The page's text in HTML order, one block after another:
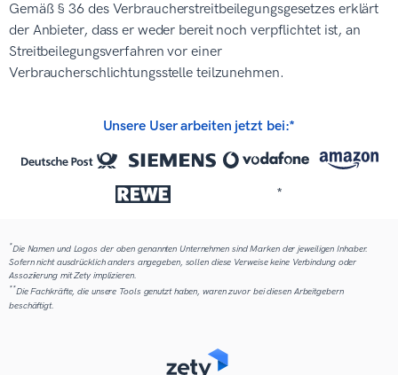
Gemäß § 36 des Verbraucherstreitbeilegungsgesetzes erklärt
der Anbieter, dass er weder bereit noch verpflichtet ist, an
Streitbeilegungsverfahren vor einer
Verbraucherschlichtungsstelle teilzunehmen.
Unsere User arbeiten jetzt bei:*
*
*Die Namen und Logos der oben genannten Unternehmen sind Marken der jeweiligen Inhaber.
Sofern nicht ausdrücklich anders angegeben, sollen diese Verweise keine Verbindung oder
Assoziierung mit Zety implizieren.
**Die Fachkräfte, die unsere Tools genutzt haben, waren zuvor bei diesen Arbeitgebern
beschäftigt.